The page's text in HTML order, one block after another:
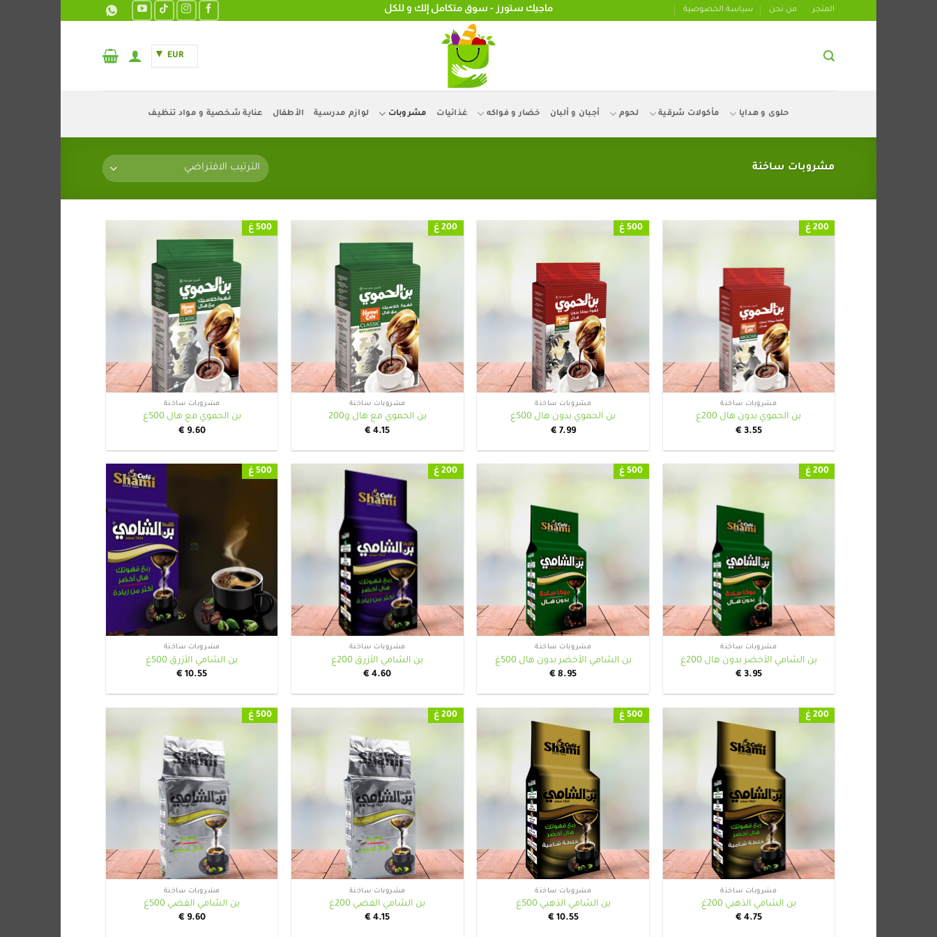
المتجر من نحن سياسة الخصوصية ماجيك ستورز - سوق متكامل إلك و للكل
EUR
حلوى و هدايا مأكولات شرقية لحوم أجبان و ألبان خضار و فواكه غذائيات مشروبات لوازم مدرسية الأطفال عناية شخصية و مواد تنظيف
مشروبات ساخنة
200 غ
مشروبات ساخنة
بن الحموي بدون هال 200غ
3.55
€
500 غ
مشروبات ساخنة
بن الحموي بدون هال 500غ
7.99
€
200 غ
مشروبات ساخنة
بن الحموي مع هال 200g
4.15
€
500 غ
مشروبات ساخنة
بن الحموي مع هال 500غ
9.60
€
200 غ
مشروبات ساخنة
بن الشامي الأخضر بدون هال 200غ
3.95
€
500 غ
مشروبات ساخنة
بن الشامي الأخضر بدون هال 500غ
8.95
€
200 غ
مشروبات ساخنة
بن الشامي الأزرق 200غ
4.60
€
500 غ
مشروبات ساخنة
بن الشامي الأزرق 500غ
10.55
€
200 غ
مشروبات ساخنة
بن الشامي الذهبي 200غ
4.75
€
500 غ
مشروبات ساخنة
بن الشامي الذهبي 500غ
10.55
€
200 غ
مشروبات ساخنة
بن الشامي الفضي 200غ
4.15
€
500 غ
مشروبات ساخنة
بن الشامي الفضي 500غ
9.60
€